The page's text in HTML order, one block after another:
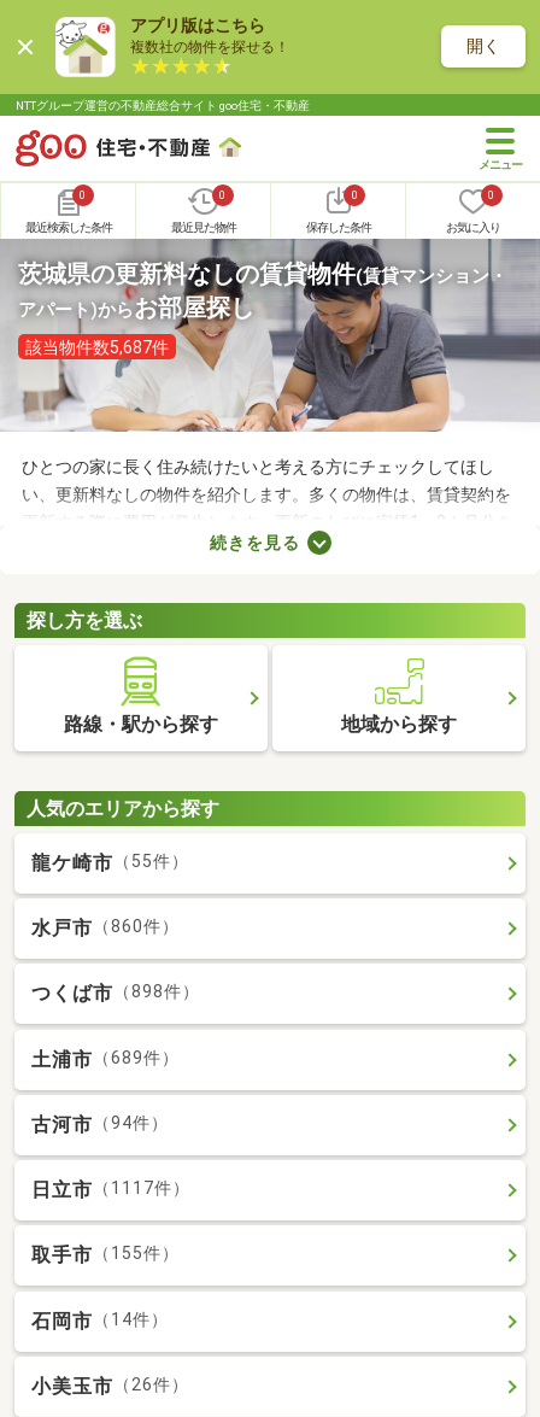
アプリ版はこちら
複数社の物件を探せる！ 開く
NTTグループ運営の不動産総合サイト goo住宅・不動産
0
最近検索した条件
0
最近見た物件
0
保存した条件
0
お気に入り
茨城県の更新料なしの賃貸物件(賃貸マンション・
アパート)からお部屋探し
該当物件数5,687件
ひとつの家に長く住み続けたいと考える方にチェックしてほし
い、更新料なしの物件を紹介します。多くの物件は、賃貸契約を
更新する際に費用が発生します。更新のたびに家賃1～2カ月分を
支払わなければならないので、支出が増える点がデメリットだと
お気に入りのお部屋に長く住めますよ。
続きを見る
探し方を選ぶ
路線・駅から探す 地域から探す
人気のエリアから探す
龍ケ崎市 （55件）
水戸市 （860件）
つくば市 （898件）
土浦市 （689件）
古河市 （94件）
日立市 （1117件）
取手市 （155件）
石岡市 （14件）
小美玉市 （26件）